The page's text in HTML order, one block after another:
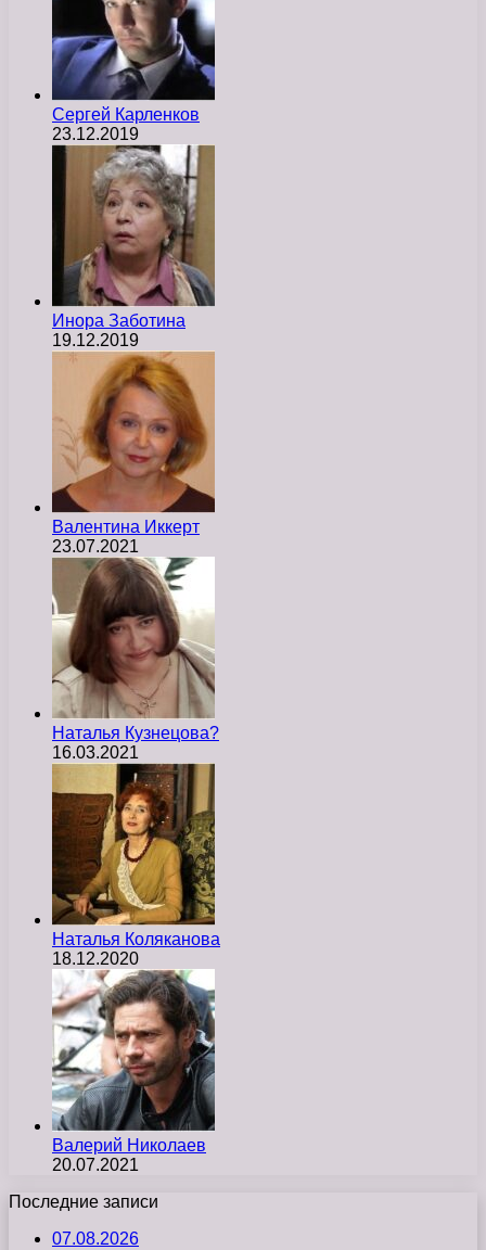
Сергей Карленков
23.12.2019
Инора Заботина
19.12.2019
Валентина Иккерт
23.07.2021
Наталья Кузнецова?
16.03.2021
Наталья Коляканова
18.12.2020
Валерий Николаев
20.07.2021
Последние записи
07.08.2026